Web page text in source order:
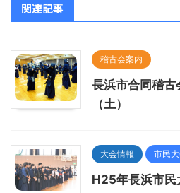
関連記事
稽古会案内
長浜市合同稽
（土）
大会情報 市民
H25年長浜市